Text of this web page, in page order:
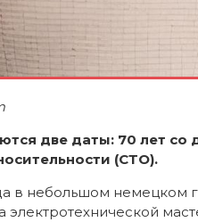
две даты: 70 лет
(СТО).
небольшом немецком